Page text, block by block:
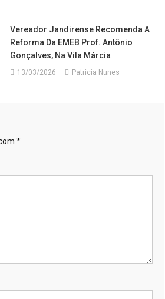
Vereador Jandirense Recomenda A
Reforma Da EMEB Prof. Antônio
Gonçalves, Na Vila Márcia
13/03/2026 Patricia Nunes
*